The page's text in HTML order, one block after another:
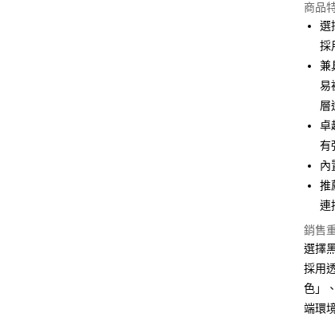
3
合
華
國
臺
匯
聯
元
台
超商
街口
大哥
相關
【
1.本
2.付
流程
完成
3.實
4.訂
消。
無法
相關說
【關
便利
１．
２．
ATM
貨到
商品
選
採
兼
易
層
卓
有
內
推
連
銷售
選擇
採用
色」
端環